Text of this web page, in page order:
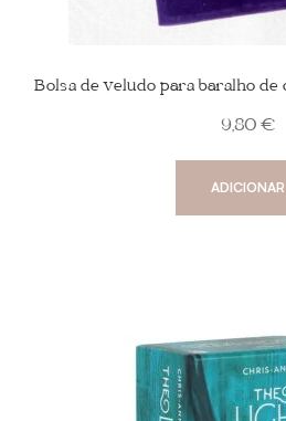
Bolsa de veludo para baralho
9,80 €
ADICIONAR